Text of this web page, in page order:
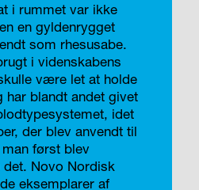
i rummet var ikke
en gyldenrygget
som rhesusabe.
i videnskabens
være let at holde
har blandt andet givet
idet
der blev anvendt til
først blev
Novo Nordisk
eksemplarer af